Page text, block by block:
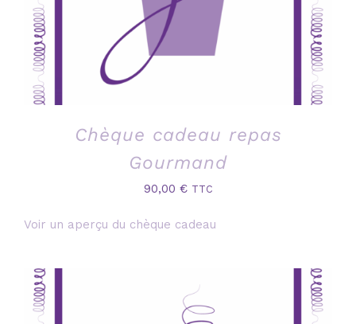
Chèque cadeau repas
Gourmand
90,00 € TTC
Voir un aperçu du chèque cadeau